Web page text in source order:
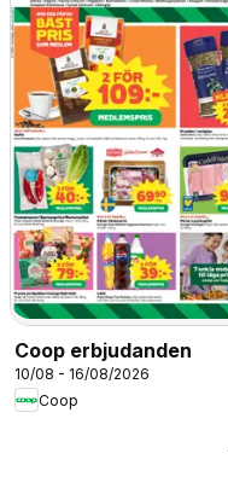
Coop erbjudanden
10/08 - 16/08/2026
Coop